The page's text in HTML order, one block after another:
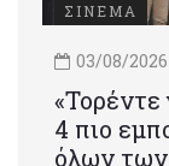
ΣΙΝΕΜΑ
03/08/2026
«Τορέντε
4 πιο
όλων